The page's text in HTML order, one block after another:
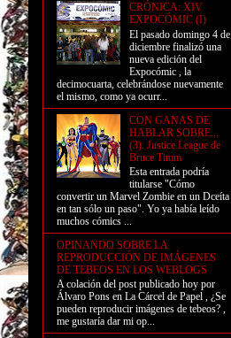
CRÓNICA: XIV
EXPOCÓMIC (I)
El pasado domingo 4 de
diciembre finalizó una
nueva edición del
Expocómic , la
decimocuarta, celebrándose nuevamente
el mismo, como ya ocurr...
CON GANAS DE
HABLAR SOBRE...
(3): Justice League de
Bruce Timm
Esta entrada podría
titularse "Cómo
convertir un Marvel Zombie en un Dceíta
en tan sólo un paso". Yo ya había leído
muchos cómics ...
OPINANDO SOBRE LA
REPRODUCCIÓN DE IMÁGENES
DE TEBEOS EN LOS WEBLOGS
A colación del post publicado hoy por
Álvaro Pons en La Cárcel de Papel , ¿Se
pueden reproducir imágenes de tebeos? ,
me gustaría dar mi op...